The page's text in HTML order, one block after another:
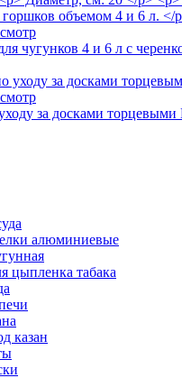
чугунков 4 и 6 л с
за досками торцевыми
алюминиевые
цыпленка табака
казан